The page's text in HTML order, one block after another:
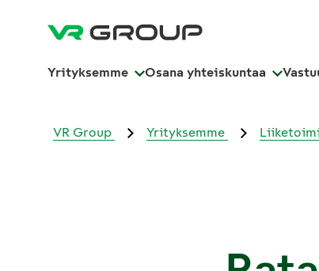
Yrityksemme Osana yhteiskuntaa
VR Group Yrityksemme